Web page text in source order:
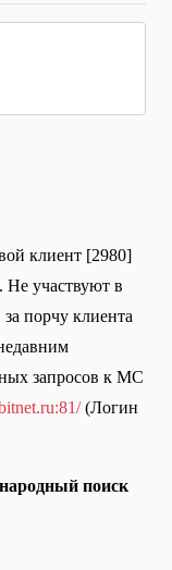
клиент [2980]
Не участвуют в
порчу клиента
запросов к МС
(Логин
поиск